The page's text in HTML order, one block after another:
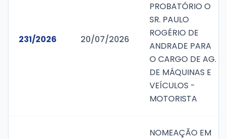
231/2026 20/07/2026
PROBATÓRIO O
SR. PAULO
ROGÉRIO DE
ANDRADE PARA
O CARGO DE AG.
DE MÁQUINAS E
VEÍCULOS -
MOTORISTA
NOMEAÇÃO EM